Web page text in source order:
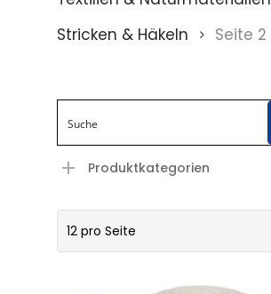
Stricken & Häkeln
Seite 2
Produktkategorien
12 pro Seite